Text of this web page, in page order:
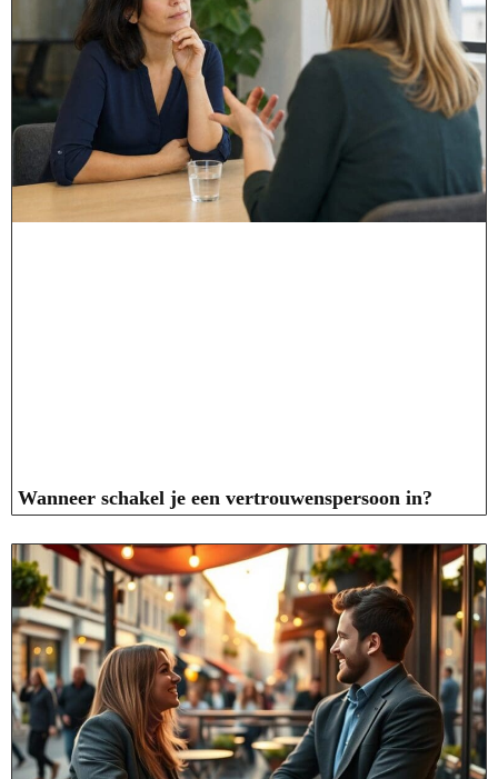
Wanneer schakel je een vertrouwenspersoon in?